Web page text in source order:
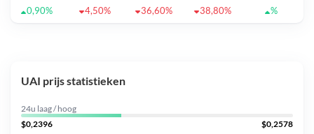
0,90%
4,50% 36,60% 38,80% %
UAI prijs statistieken
24u laag / hoog
$0,2396
$0,2578